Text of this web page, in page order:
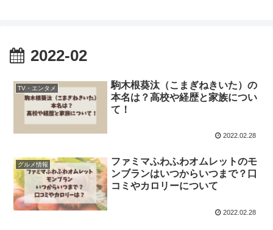
2022-02
TV・エンタメ
駒木根葵汰（こまぎねきいた）の
本名は？高校や経歴と家族につい
て！
2022.02.28
グルメ情報
ファミマふわふわオムレットのモ
ンブランはいつからいつまで？口
コミやカロリーについて
2022.02.28